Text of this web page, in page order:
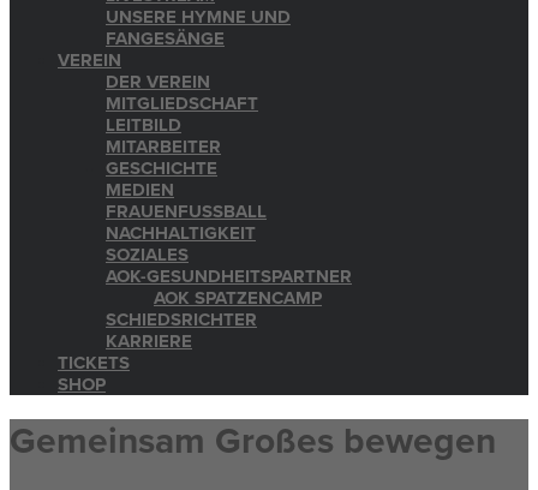
UNSERE HYMNE UND
FANGESÄNGE
VEREIN
DER VEREIN
MITGLIEDSCHAFT
LEITBILD
MITARBEITER
GESCHICHTE
MEDIEN
FRAUENFUSSBALL
NACHHALTIGKEIT
SOZIALES
AOK-GESUNDHEITSPARTNER
AOK SPATZENCAMP
SCHIEDSRICHTER
KARRIERE
TICKETS
SHOP
Gemeinsam Großes bewegen